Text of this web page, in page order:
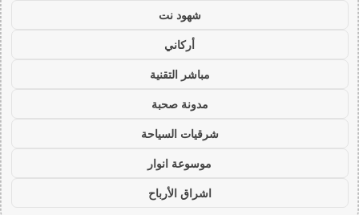
شهود نت
أركاني
مباشر التقنية
مدونة صحبة
شرقيات السياحة
موسوعة انوار
اشراق الأرباح